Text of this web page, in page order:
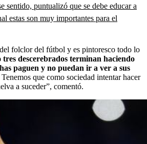
sentido, puntualizó que se debe educar a
estas son muy importantes para el
folclor del fútbol y es pintoresco todo lo
tres descerebrados terminan haciendo
paguen y no puedan ir a ver a sus
Tenemos que como sociedad intentar hacer
a suceder”, comentó.